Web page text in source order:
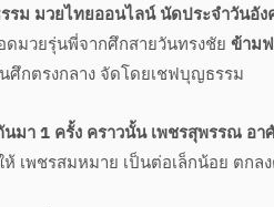
รม มวยไทยออนไลน์ นัดประจำวันอั
ดมวยรุ่นพี่จากศึกสายวันทรงชัย ข้าม
ศึกตรงกลาง จัดโดยเชฟบุญธรรม
มา 1 ครั้ง คราวนั้น เพชรสุพรรณ อ
ห้ เพชรสมหมาย เป็นต่อเล็กน้อย ตก